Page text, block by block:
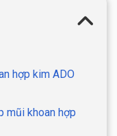
hợp kim ADO
mũi khoan hợp